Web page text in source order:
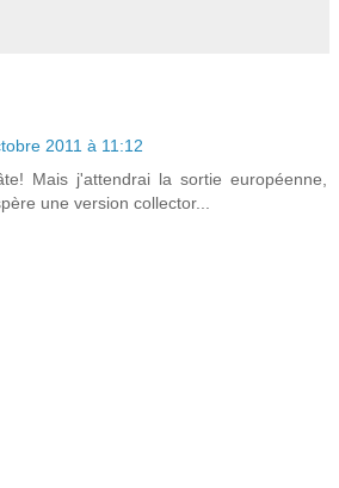
2011 à 11:12
Mais j'attendrai la sortie européenne,
une version collector...